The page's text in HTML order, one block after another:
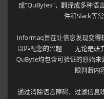
成"QuBytes"，翻译成多种语
件和Slack等
Informaq旨在让信息发现变得
以匹配您的兴趣——无论是研
QuByte均包含可验证的原始
眼判断内
通过消除语言障碍、过滤信息